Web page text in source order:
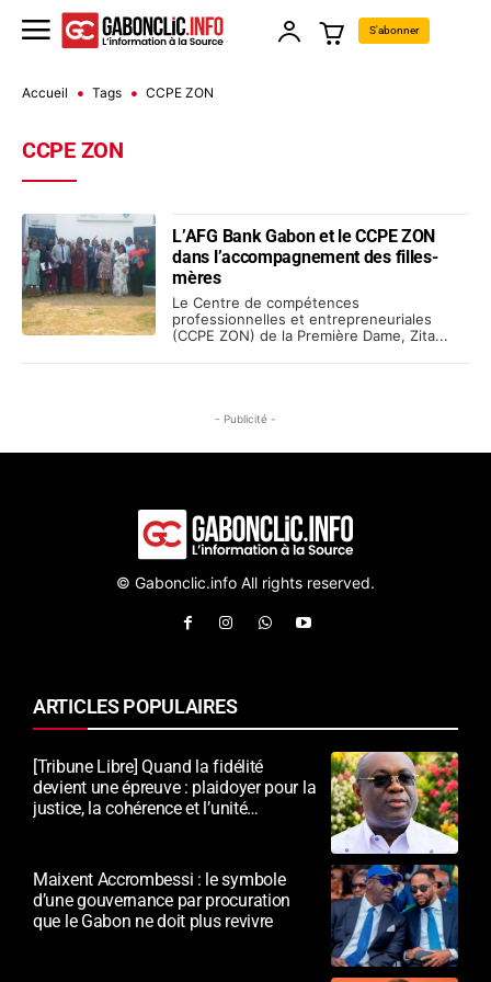
S'abonner
Accueil Tags CCPE ZON
CCPE ZON
L’AFG Bank Gabon et le CCPE ZON
dans l’accompagnement des filles-
mères
Le Centre de compétences
professionnelles et entrepreneuriales
(CCPE ZON) de la Première Dame, Zita...
- Publicité -
© Gabonclic.info All rights reserved.
ARTICLES POPULAIRES
[Tribune Libre] Quand la fidélité
devient une épreuve : plaidoyer pour la
justice, la cohérence et l’unité
Maixent Accrombessi : le symbole
d’une gouvernance par procuration
que le Gabon ne doit plus revivre